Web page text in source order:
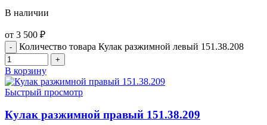
В наличии
от 3 500 ₽
Количество товара Кулак разжимной левый 151.38.208
В корзину
Быстрый просмотр
Кулак разжимной правый 151.38.209